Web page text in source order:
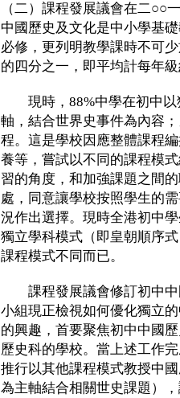
（二）課程發展議會在二○○
中國歷史及文化是中小學基
必修，更列明教學課時不可
的四分之一，即平均計每年
現時，88%中學在初中以
軸，結合世界史事件為內容
程。這是學校因應整體課程
養等，嘗試以不同的課程模
習的角度，和加強課題之間
處，同意讓學校按照學生的
況作出選擇。現時全港初中
獨立學科模式（即皇朝順序
課程模式不同而已。
課程發展議會修訂初中中
小組現正檢視如何優化獨立
的興趣，首要聚焦初中中國
歷史科的學校。當上述工作
推行以其他課程模式教授中
為主軸結合相關世史課題）